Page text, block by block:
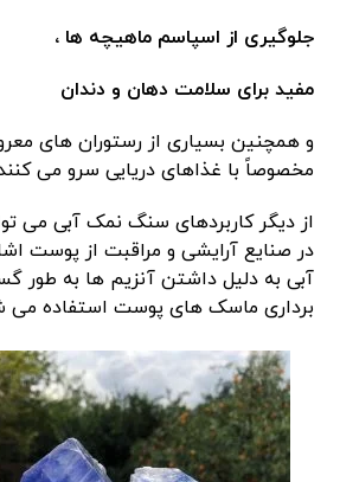
جلوگیری از اسپاسم ماهیچه ها ،
مفید برای سلامت دهان و دندان
و همچنین بسیاری از رستوران های
مخصوصاً با غذاهای دریایی سرو می
از دیگر کاربردهای سنگ نمک آبی می
در صنایع آرایشی و مراقبت از پوست
آبی به دلیل داشتن آنزیم ها به طور
برداری ماسک های پوست استفاده می